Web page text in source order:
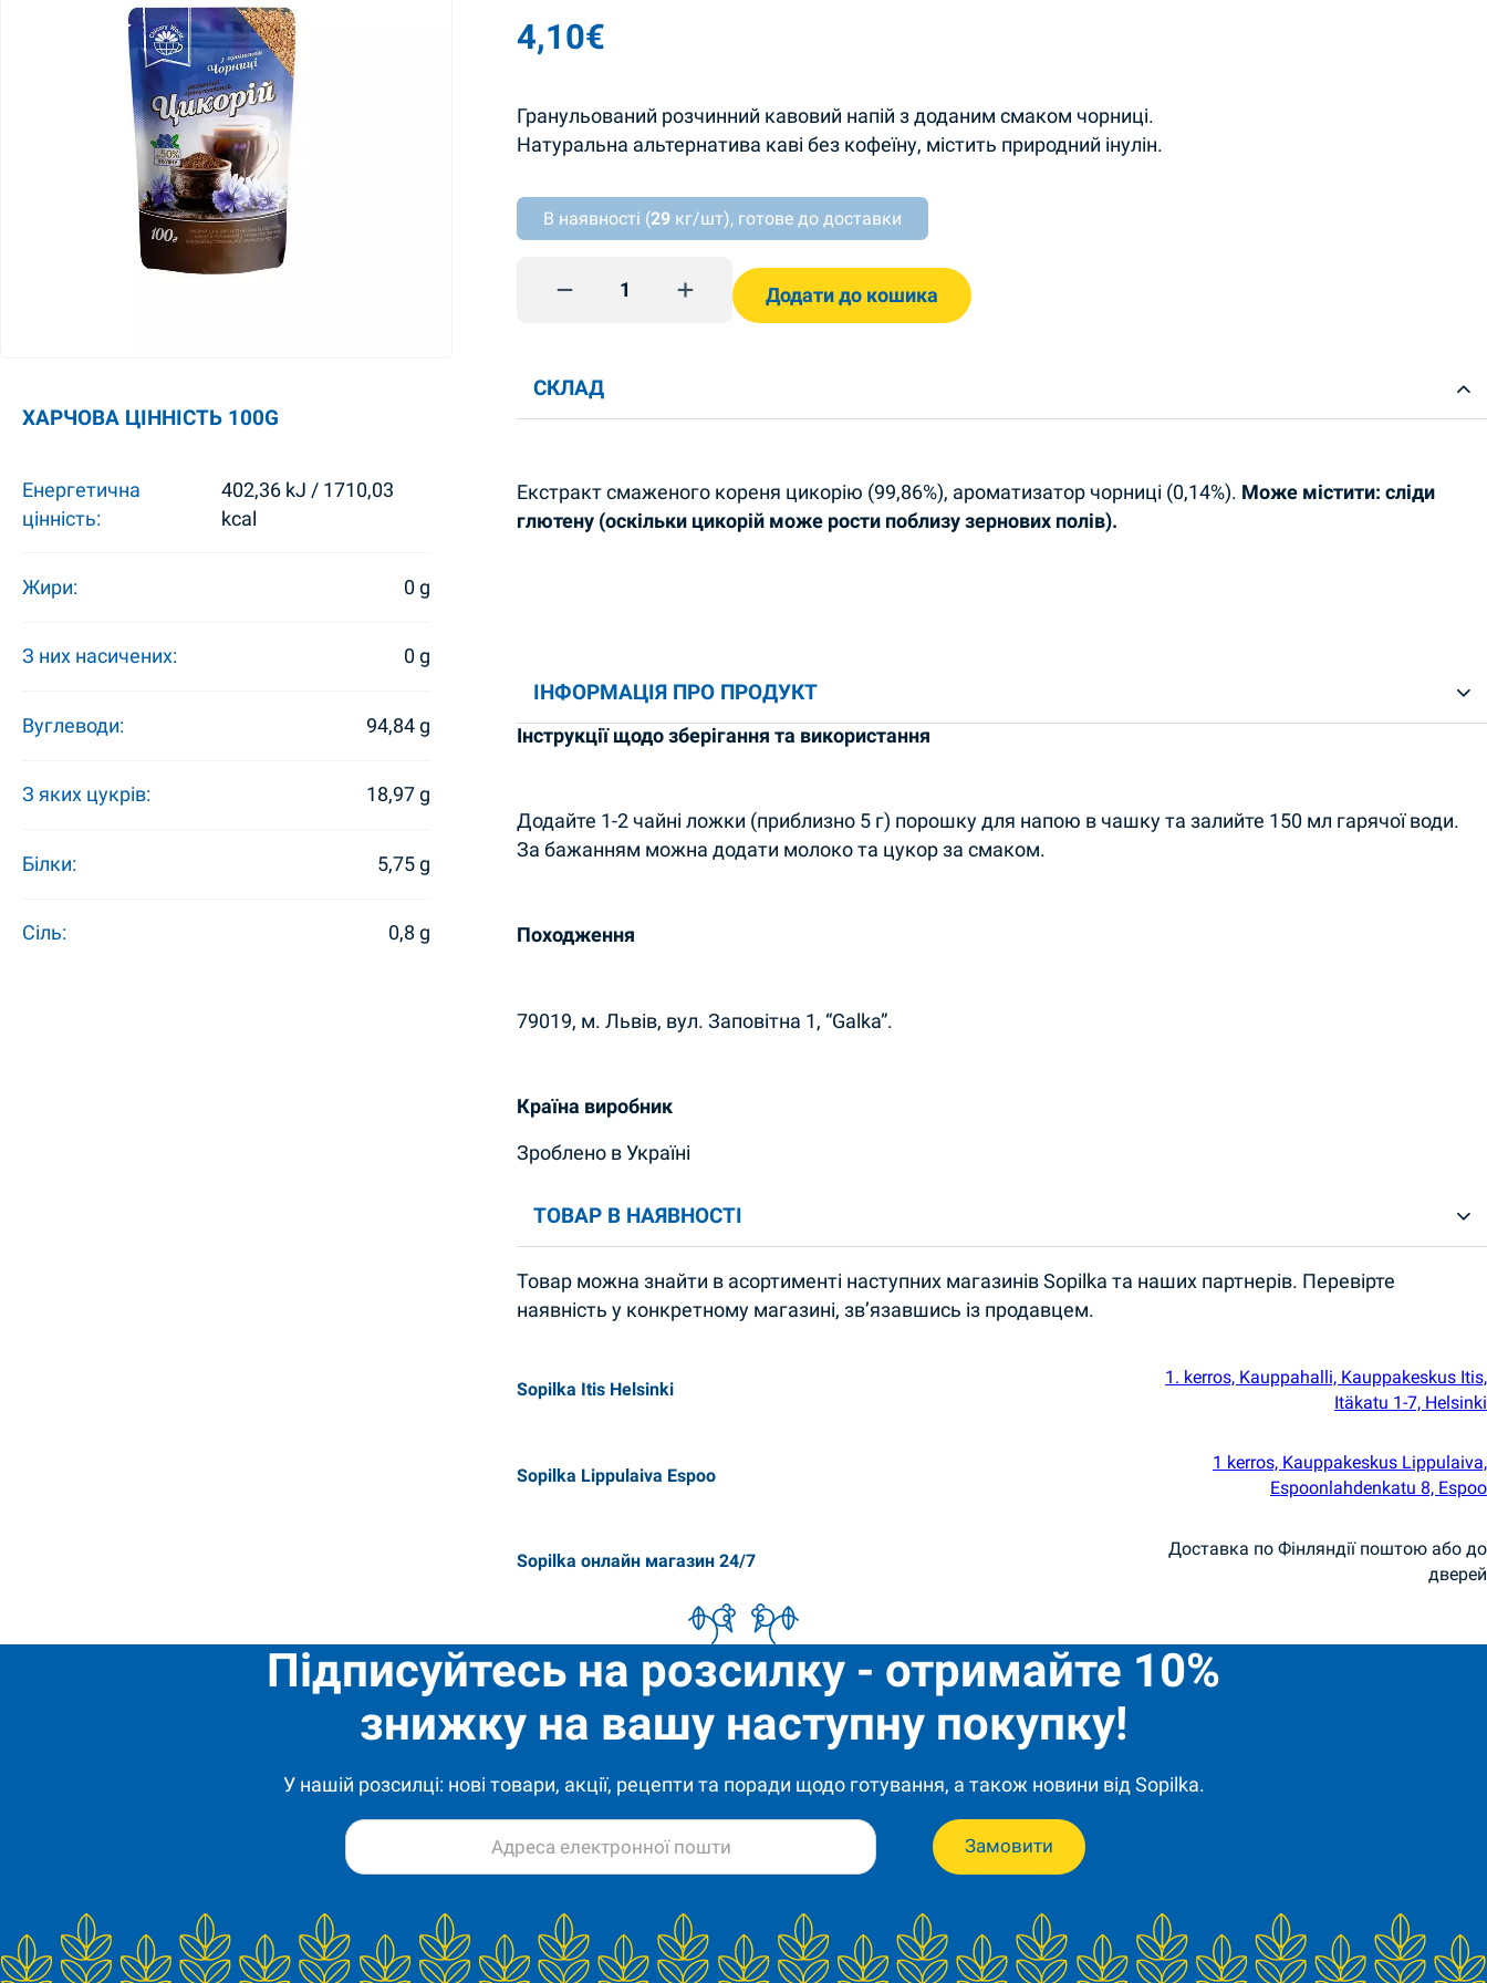
4,10€
Гранульований розчинний кавовий напій з доданим смаком чорниці.
Натуральна альтернатива каві без кофеїну, містить природний інулін.
В наявності (29 кг/шт), готове до доставки
Цикорій з чорницею 100г quantity
Додати до кошика
ХАРЧОВА ЦІННІСТЬ 100G
Енергетична
цінність:
402,36 kJ / 1710,03
kcal
Жири: 0 g
З них насичених: 0 g
Вуглеводи: 94,84 g
З яких цукрів: 18,97 g
Білки: 5,75 g
Сіль: 0,8 g
СКЛАД
Екстракт смаженого кореня цикорію (99,86%), ароматизатор чорниці (0,14%). Може містити: сліди
глютену (оскільки цикорій може рости поблизу зернових полів).
ІНФОРМАЦІЯ ПРО ПРОДУКТ
Інструкції щодо зберігання та використання
Додайте 1-2 чайні ложки (приблизно 5 г) порошку для напою в чашку та залийте 150 мл гарячої води.
За бажанням можна додати молоко та цукор за смаком.
Походження
79019, м. Львів, вул. Заповітна 1, “Galka”.
Країна виробник
Зроблено в Україні
ТОВАР В НАЯВНОСТІ
Товар можна знайти в асортименті наступних магазинів Sopilka та наших партнерів. Перевірте
наявність у конкретному магазині, зв’язавшись із продавцем.
Sopilka Itis Helsinki
1. kerros, Kauppahalli, Kauppakeskus Itis,
Itäkatu 1-7, Helsinki
Sopilka Lippulaiva Espoo
1 kerros, Kauppakeskus Lippulaiva,
Espoonlahdenkatu 8, Espoo
Sopilka онлайн магазин 24/7
Доставка по Фінляндії поштою або до
дверей
Підписуйтесь на розсилку - отримайте 10%
знижку на вашу наступну покупку!
У нашій розсилці: нові товари, акції, рецепти та поради щодо готування, а також новини від Sopilka.
Замовити